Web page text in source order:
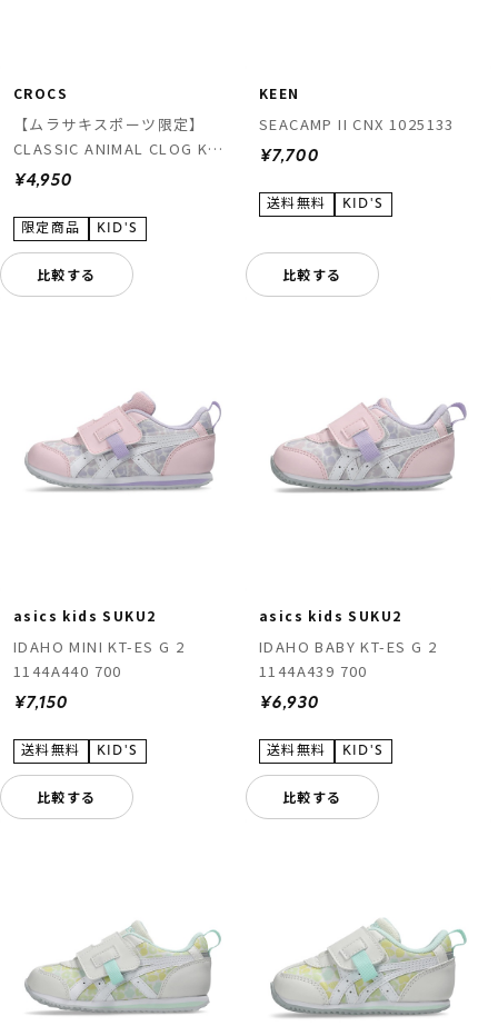
CROCS
【ムラサキスポーツ限定】
CLASSIC ANIMAL CLOG K
211881-2LD
¥4,950
比較する
KEEN
SEACAMP II CNX 1025133
¥7,700
比較する
asics kids SUKU2
IDAHO MINI KT-ES G 2
1144A440 700
¥7,150
比較する
asics kids SUKU2
IDAHO BABY KT-ES G 2
1144A439 700
¥6,930
比較する